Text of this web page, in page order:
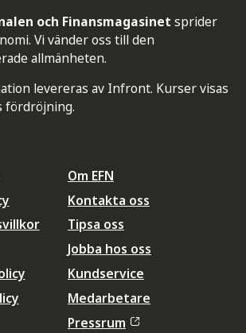
och Finansmagasinet sprider
Vi vänder oss till den
allmänheten.
levereras av Infront. Kurser visas
fördröjning.
Om EFN
Kontakta oss
Tipsa oss
Jobba hos oss
Kundservice
Medarbetare
Pressrum